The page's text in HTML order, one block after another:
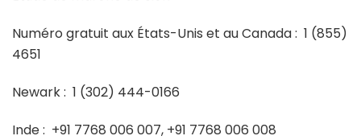
Numéro gratuit aux États-Unis et au Canada : 1 (855)
4651
Newark : 1 (302) 444-0166
Inde : +91 7768 006 007, +91 7768 006 008